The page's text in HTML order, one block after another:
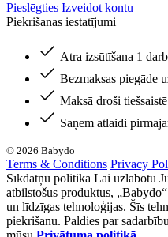
Pieslēgties Izveidot kontu
Piekrišanas iestatījumi
Ātra izsūtīšana 1
Bezmaksas piegāde
Maksā droši
Saņem atlaidi
© 2026 Babydo
Terms & Conditions Privacy
Sīkdatņu politika Lai uzlabotu
atbilstošus produktus,
un līdzīgas tehnoloģijas. Šīs
piekrišanu. Paldies par